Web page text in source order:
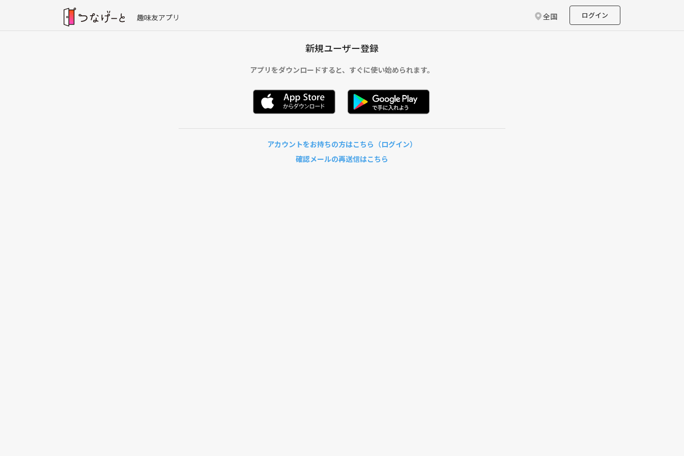
趣味友アプリ 全国 ログイン
新規ユーザー登録
アプリをダウンロードすると、 すぐに使い始められます。
アカウントをお持ちの方はこちら（ログイン）
確認メールの再送信はこちら